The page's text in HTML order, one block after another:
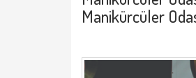
Manikürcüler